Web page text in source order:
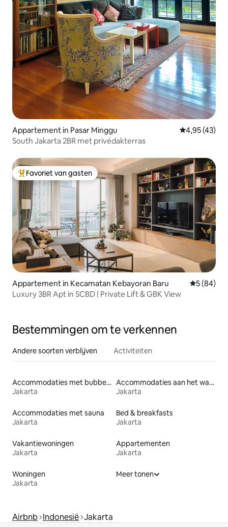
Appartement in Pasar Minggu Gemiddelde
4,95 (43)
South Jakarta 2BR met privédakterras
Topfavoriet van gasten
Favoriet van gasten
Appartement in Kecamatan Kebayoran Baru
5 (84)
Luxury 3BR Apt in SCBD | Private Lift & GBK View
Bestemmingen om te verkennen
Andere soorten verblijven Activiteiten
Accommodaties met bubbelbad
Jakarta
Accommodaties aan het water
Jakarta
Accommodaties met sauna
Jakarta
Bed & breakfasts
Jakarta
Vakantiewoningen
Jakarta
Appartementen
Jakarta
Woningen
Jakarta
Meer tonen
Airbnb Indonesië Jakarta